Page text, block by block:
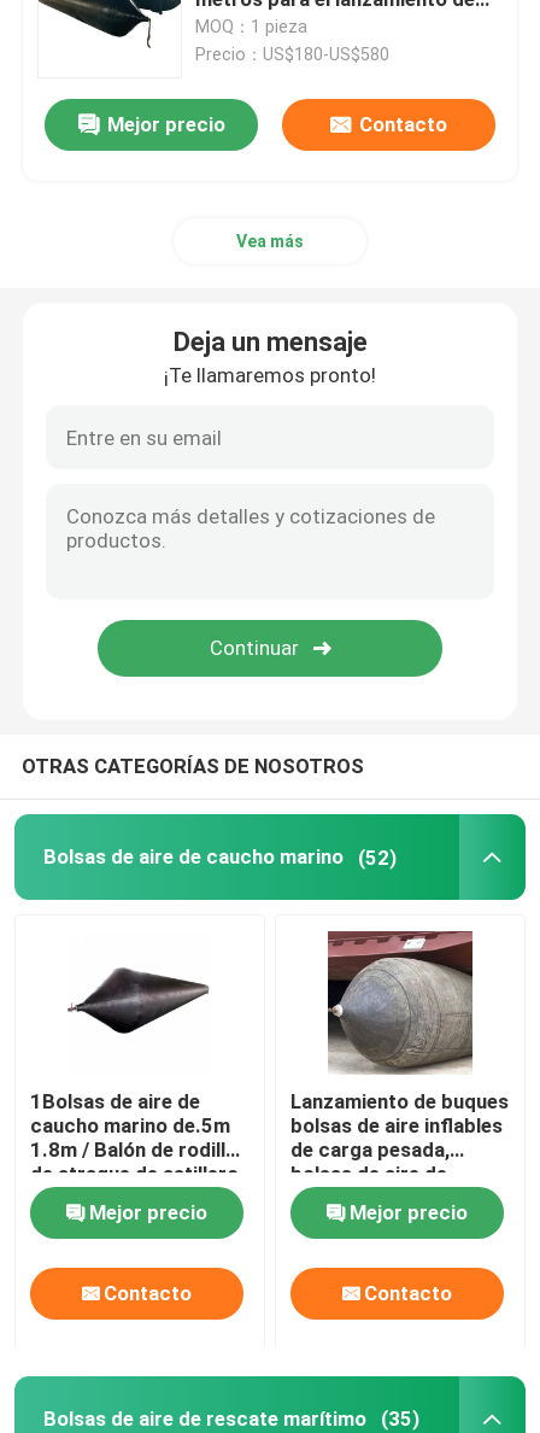
Sacos hinchables de lanzamiento de la nave
Balón de lanzamiento de buque
Tubos de rescate inflables
Accesorios para el aire
Bolsas de aire inflables de uso pesado
Nave de lanzamiento de bolsas de aire
Bolsas de aire para barcos
Bolsas de flotabilidad
Bolsas elevadoras submarinas
Ayudante de elevación de botes
bolsa de peso de agua
Bolsas de agua para pruebas de carga de grúa
buques bolsas de aire de goma
MOQ：1 pieza
Precio：US$180-US$580
Mejor precio Contacto
Vea más
Deja un mensaje
¡Te llamaremos pronto!
OTRAS CATEGORÍAS DE NOSOTROS
Bolsas de aire de caucho marino (52)
1Bolsas de aire de
caucho marino de.5m
1.8m / Balón de rodillo
de atraque de astillero
para el lanzamiento de
buquesMejor precio
Contacto
Lanzamiento de buques
bolsas de aire inflables
de carga pesada,
bolsas de aire de
elevación de buques de
marinaMejor precio
Contacto
Bolsas de aire de rescate marítimo (35)